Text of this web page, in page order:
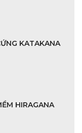
KATAKANA
HIRAGANA